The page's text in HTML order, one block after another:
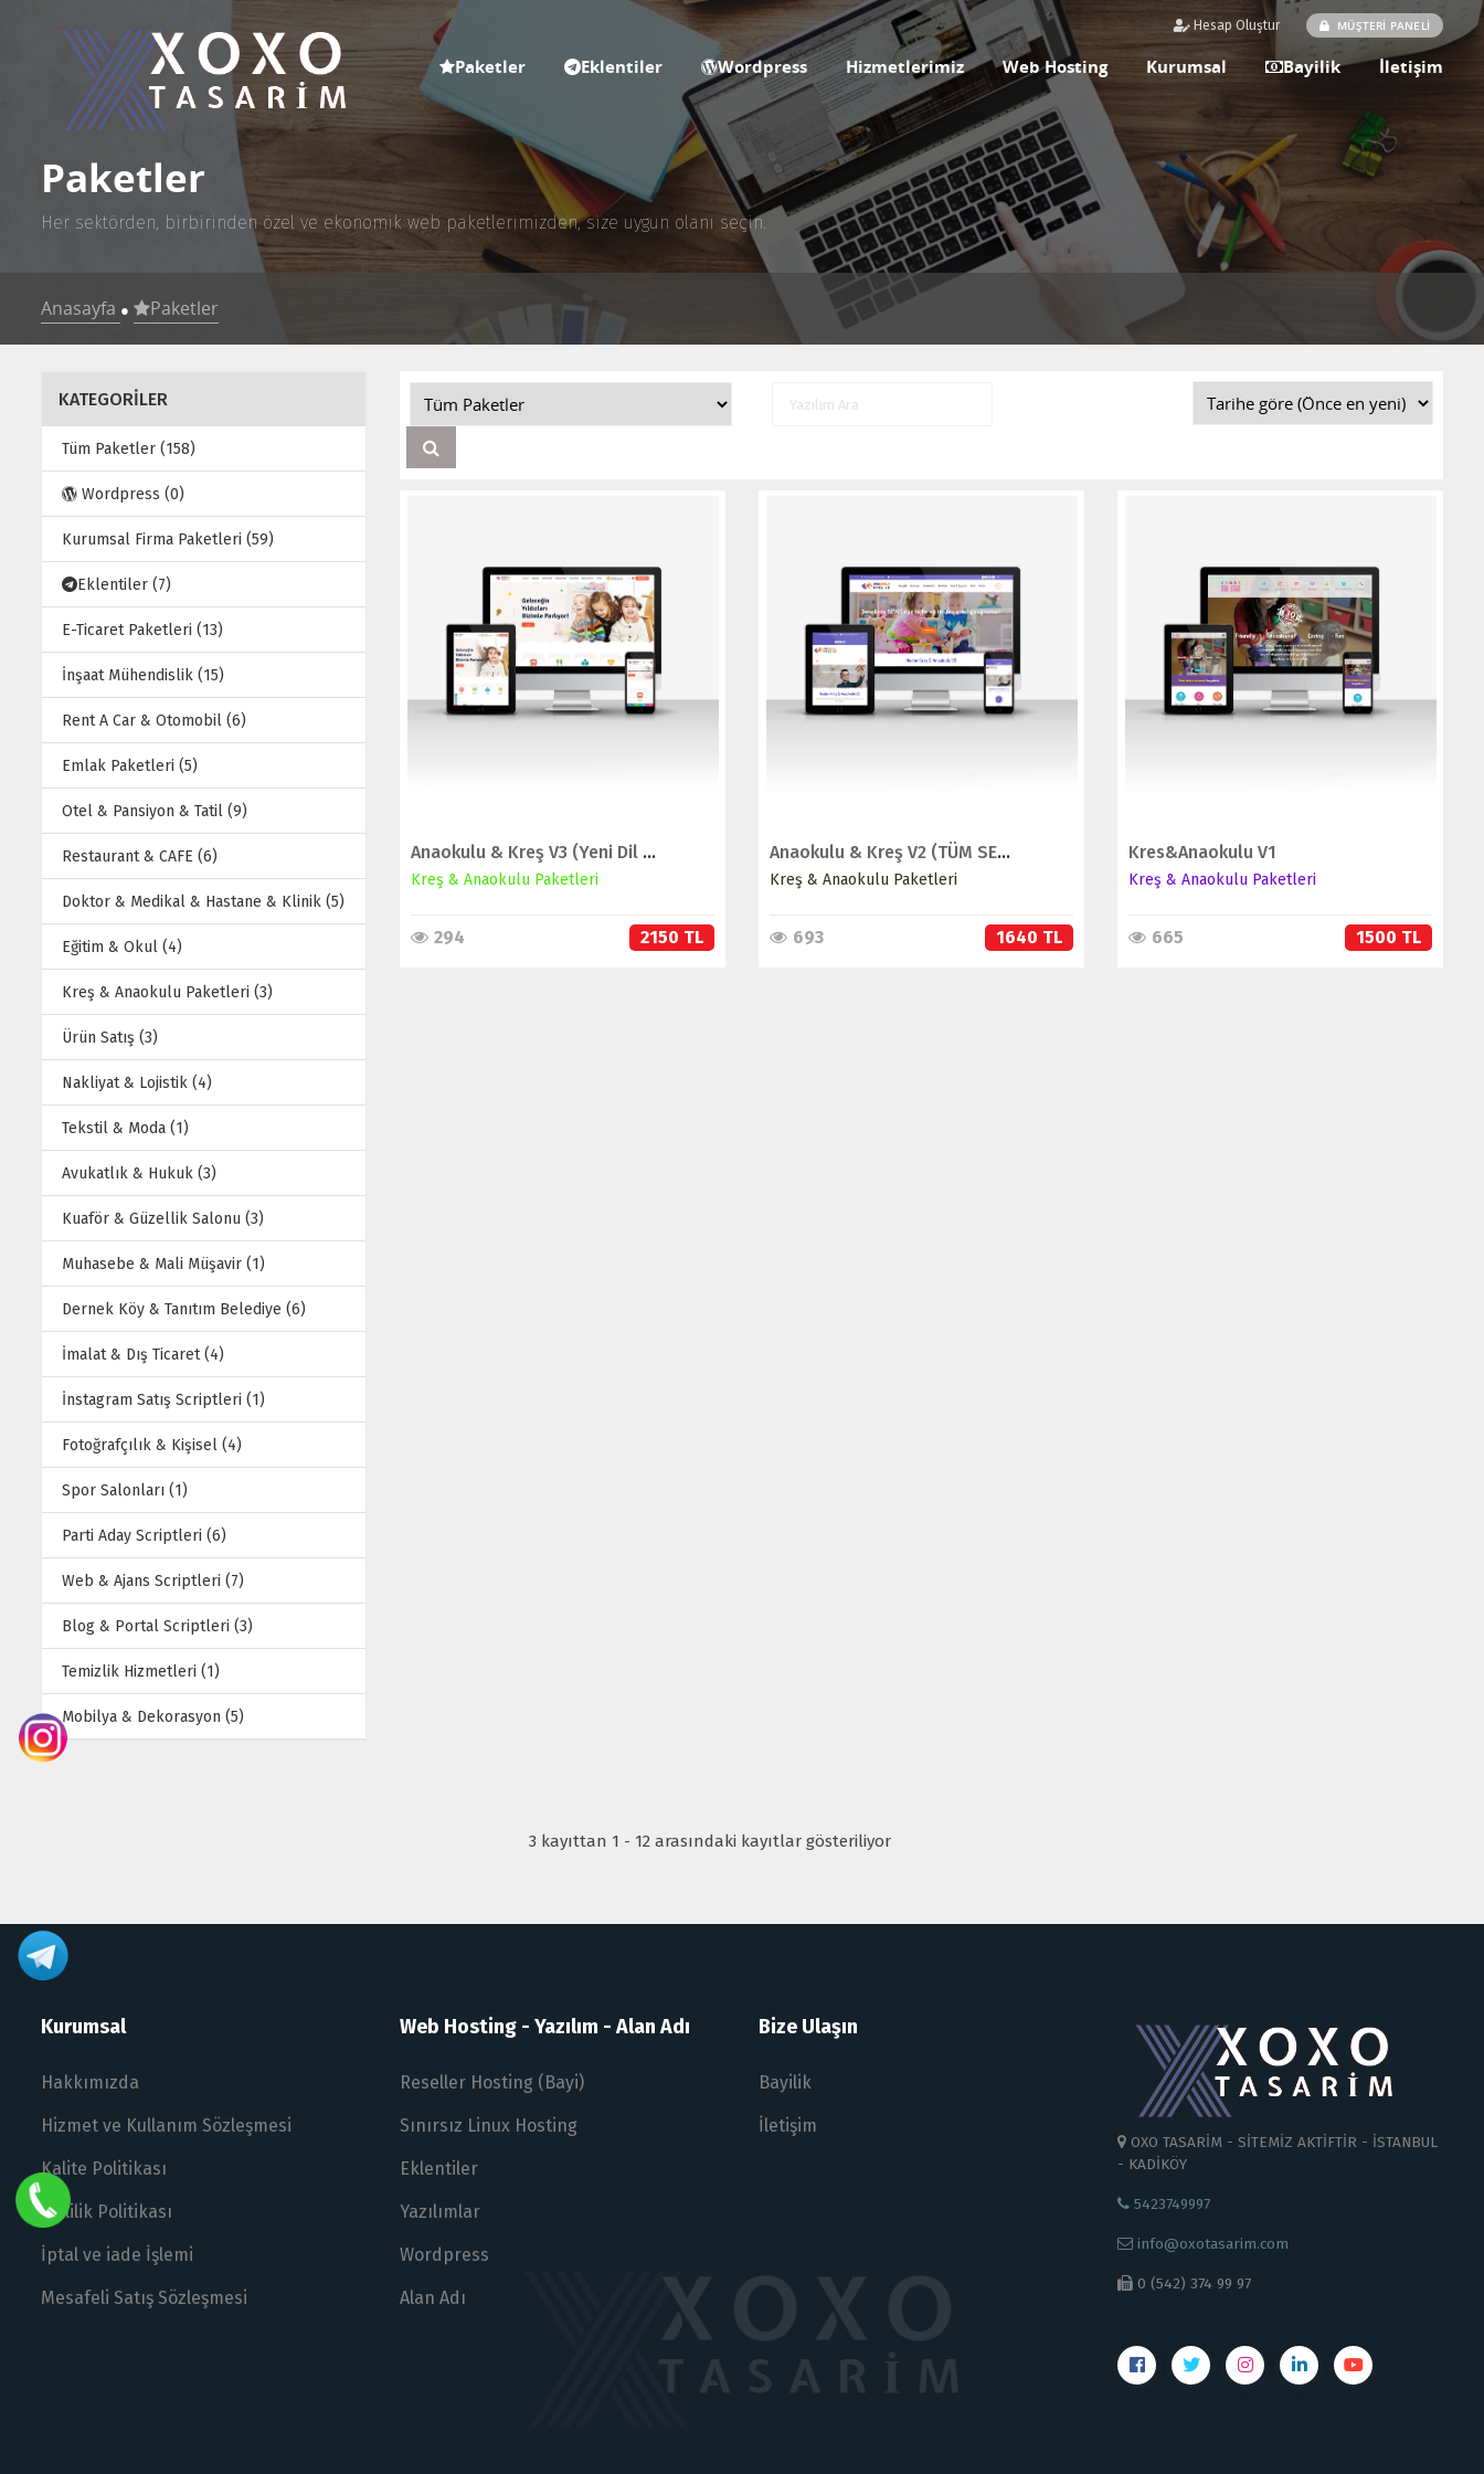
Hesap Oluştur MÜŞTERİ PANELİ
Paketler Eklentiler Wordpress Hizmetlerimiz Web Hosting Kurumsal Bayilik İletişim
Paketler
Her sektörden, birbirinden özel ve ekonomik web paketlerimizden, size uygun olanı seçin.
Anasayfa ● Paketler
KATEGORİLER
Tüm Paketler (158)
Wordpress (0)
Kurumsal Firma Paketleri (59)
Eklentiler (7)
E-Ticaret Paketleri (13)
İnşaat Mühendislik (15)
Rent A Car & Otomobil (6)
Emlak Paketleri (5)
Otel & Pansiyon & Tatil (9)
Restaurant & CAFE (6)
Doktor & Medikal & Hastane & Klinik (5)
Eğitim & Okul (4)
Kreş & Anaokulu Paketleri (3)
Ürün Satış (3)
Nakliyat & Lojistik (4)
Tekstil & Moda (1)
Avukatlık & Hukuk (3)
Kuaför & Güzellik Salonu (3)
Muhasebe & Mali Müşavir (1)
Dernek Köy & Tanıtım Belediye (6)
İmalat & Dış Ticaret (4)
İnstagram Satış Scriptleri (1)
Fotoğrafçılık & Kişisel (4)
Spor Salonları (1)
Parti Aday Scriptleri (6)
Web & Ajans Scriptleri (7)
Blog & Portal Scriptleri (3)
Temizlik Hizmetleri (1)
Mobilya & Dekorasyon (5)
İNCELE
SATIN AL
Anaokulu & Kreş V3 (Yeni Dil Sistemli)
Kreş & Anaokulu Paketleri
294 2150 TL
İNCELE
SATIN AL
Anaokulu & Kreş V2 (TÜM SEKTÖRLERE UYGUNDUR)
Kreş & Anaokulu Paketleri
693 1640 TL
İNCELE
SATIN AL
Kres&Anaokulu V1
Kreş & Anaokulu Paketleri
665 1500 TL
3 kayıttan 1 - 12 arasındaki kayıtlar gösteriliyor
Kurumsal
Hakkımızda
Hizmet ve Kullanım Sözleşmesi
Kalite Politikası
Gizlilik Politikası
İptal ve iade İşlemi
Mesafeli Satış Sözleşmesi
Web Hosting - Yazılım - Alan Adı
Reseller Hosting (Bayi)
Sınırsız Linux Hosting
Eklentiler
Yazılımlar
Wordpress
Alan Adı
Bize Ulaşın
Bayilik
İletişim
OXO TASARİM - SİTEMİZ AKTİFTİR - İSTANBUL
- KADİKÖY
5423749997
info@oxotasarim.com
0 (542) 374 99 97